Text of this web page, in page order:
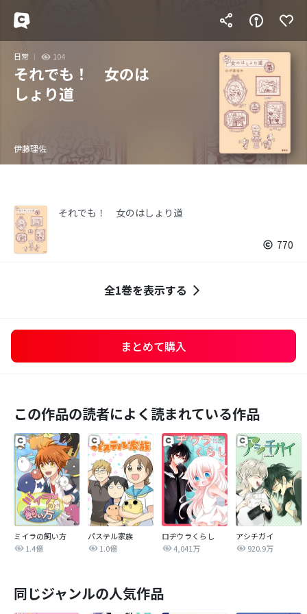
日常 104
それでも！ 女のは
しょり道
伊藤理佐
それでも！ 女のはしょり道
770
全1巻を表示する
まとめて購入
この作品の読者によく読まれている作品
ミイラの飼い方
1.4億
パステル家族
1.0億
ロヂウラくらし
4,041万
アシチガイ
920.9万
同じジャンルの人気作品